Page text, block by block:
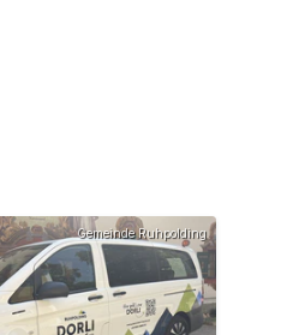
Gemeinde Ruhpolding